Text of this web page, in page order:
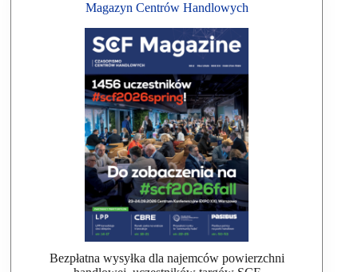
Magazyn Centrów Handlowych
Bezpłatna wysyłka dla najemców powierzchni